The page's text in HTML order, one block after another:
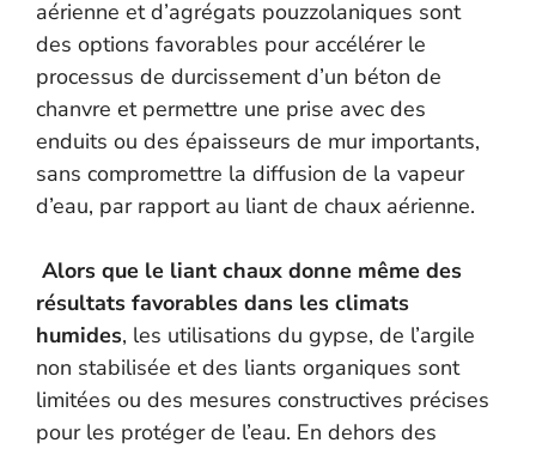
aérienne et d’agrégats pouzzolaniques sont
des options favorables pour accélérer le
processus de durcissement d’un béton de
chanvre et permettre une prise avec des
enduits ou des épaisseurs de mur importants,
sans compromettre la diffusion de la vapeur
d’eau, par rapport au liant de chaux aérienne.
Alors que le liant chaux donne même des
résultats favorables dans les climats
humides, les utilisations du gypse, de l’argile
non stabilisée et des liants organiques sont
limitées ou des mesures constructives précises
pour les protéger de l’eau. En dehors des